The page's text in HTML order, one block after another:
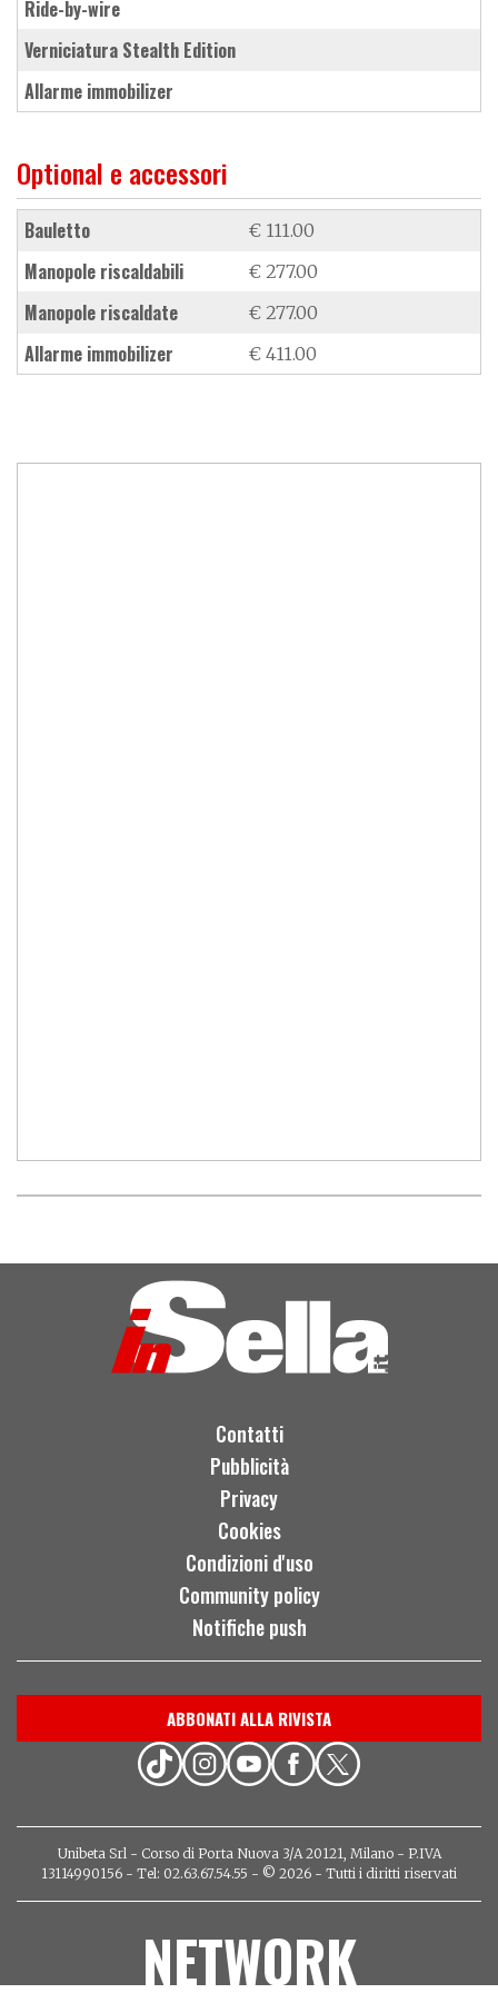
ride-by-wire
verniciatura Stealth Edition
allarme immobilizer
Optional e accessori
bauletto € 111.00
manopole riscaldabili € 277.00
manopole riscaldate € 277.00
allarme immobilizer € 411.00
Contatti
Pubblicità
Privacy
Cookies
Condizioni d'uso
Community policy
Notifiche push
ABBONATI ALLA RIVISTA
Unibeta Srl - Corso di Porta Nuova 3/A 20121, Milano - P.IVA
13114990156 - Tel: 02.63.67.54.55 - © 2026 - Tutti i diritti riservati
NETWORK